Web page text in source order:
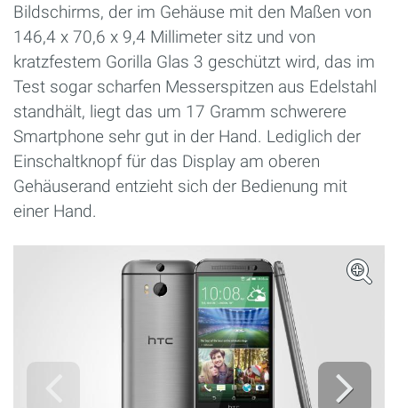
Bildschirms, der im Gehäuse mit den Maßen von
146,4 x 70,6 x 9,4 Millimeter sitz und von
kratzfestem Gorilla Glas 3 geschützt wird, das im
Test sogar scharfen Messerspitzen aus Edelstahl
standhält, liegt das um 17 Gramm schwerere
Smartphone sehr gut in der Hand. Lediglich der
Einschaltknopf für das Display am oberen
Gehäuserand entzieht sich der Bedienung mit
einer Hand.